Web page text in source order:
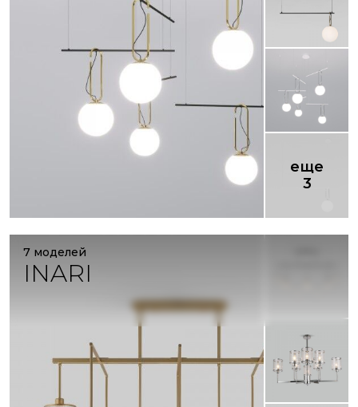
еще
3
7 моделей
INARI